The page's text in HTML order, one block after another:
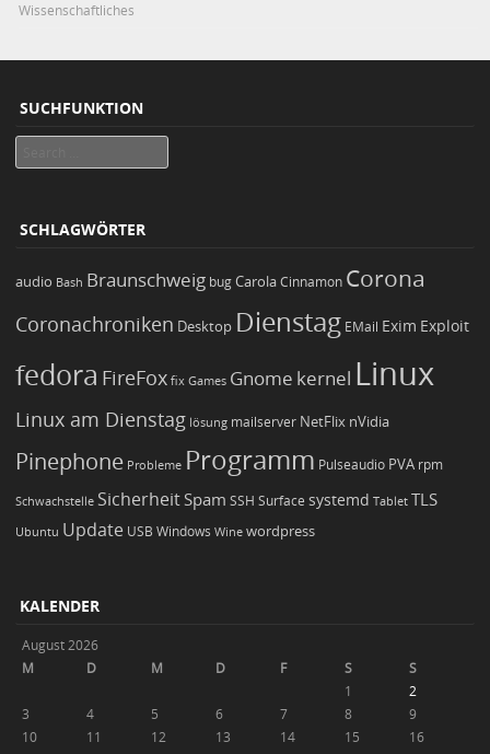
Wissenschaftliches
SUCHFUNKTION
SCHLAGWÖRTER
audio Bash Braunschweig bugCarola Cinnamon Corona
Coronachroniken Desktop Dienstag EMail Exim Exploit
fedora FireFox fix Games Gnome kernel Linux
Linux am Dienstag lösung mailserver NetFlix nVidia
Pinephone Probleme Programm Pulseaudio PVA rpm
Schwachstelle Sicherheit Spam SSH Surface systemd Tablet TLS
Ubuntu Update USB Windows Wine wordpress
KALENDER
August 2026
M
D M D F S
S
1
2
3
4 5 6 7 8
9
10
11 12 13 14 15
16